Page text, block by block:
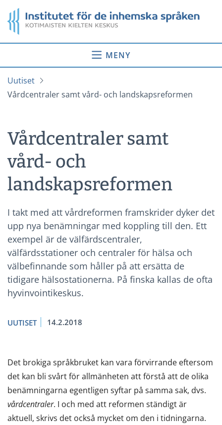
till
innehåll
Startsida
MENY
Uutiset
Vårdcentraler samt vård- och landskapsreformen
Vårdcentraler samt
vård- och
landskapsreformen
I takt med att vårdreformen framskrider dyker det
upp nya benämningar med koppling till den. Ett
exempel är de välfärdscentraler,
välfärdsstationer och centraler för hälsa och
välbefinnande som håller på att ersätta de
tidigare hälsostationerna. På finska kallas de ofta
hyvinvointikeskus.
UUTISET 14.2.2018
Det brokiga språkbruket kan vara förvirrande eftersom
det kan bli svårt för allmänheten att förstå att de olika
benämningarna egentligen syftar på samma sak, dvs.
vårdcentraler. I och med att reformen ständigt är
aktuell, skrivs det också mycket om den i tidningarna.